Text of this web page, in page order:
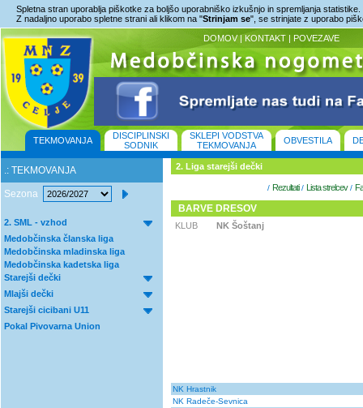
Spletna stran uporablja piškotke za boljšo uporabniško izkušnjo in spremljanja statistike.
Z nadaljno uporabo spletne strani ali klikom na "Strinjam se", se strinjate z uporabo
DOMOV | KONTAKT | POVEZAVE
TEKMOVANJA
DISCIPLINSKI
SODNIK
SKLEPI VODSTVA
TEKMOVANJA
OBVESTILA
.: TEKMOVANJA
Sezona
2. SML - vzhod
Medobčinska članska liga
Medobčinska mladinska liga
Medobčinska kadetska liga
Starejši dečki
Mlajši dečki
Starejši cicibani U11
Pokal Pivovarna Union
2. Liga starejši dečki
/ Rezultati/ Lista strelcev/
BARVE DRESOV
KLUB NK Šoštanj
NK Hrastnik
NK Radeče-Sevnica